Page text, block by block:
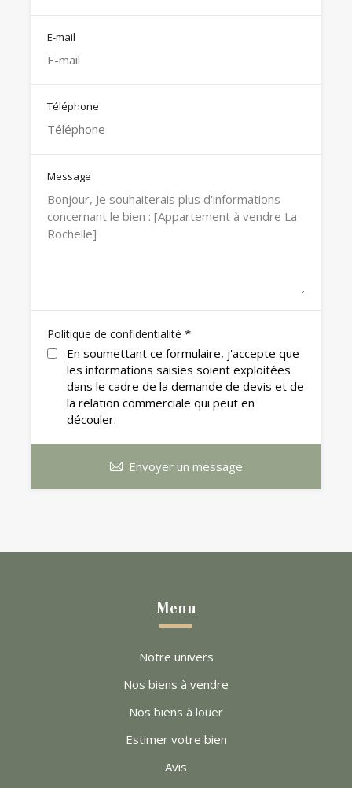
E-mail
Téléphone
Message
Politique de confidentialité *
En soumettant ce formulaire, j'accepte que
les informations saisies soient exploitées
dans le cadre de la demande de devis et de
la relation commerciale qui peut en
découler.
Envoyer un message
Menu
Notre univers
Nos biens à vendre
Nos biens à louer
Estimer votre bien
Avis